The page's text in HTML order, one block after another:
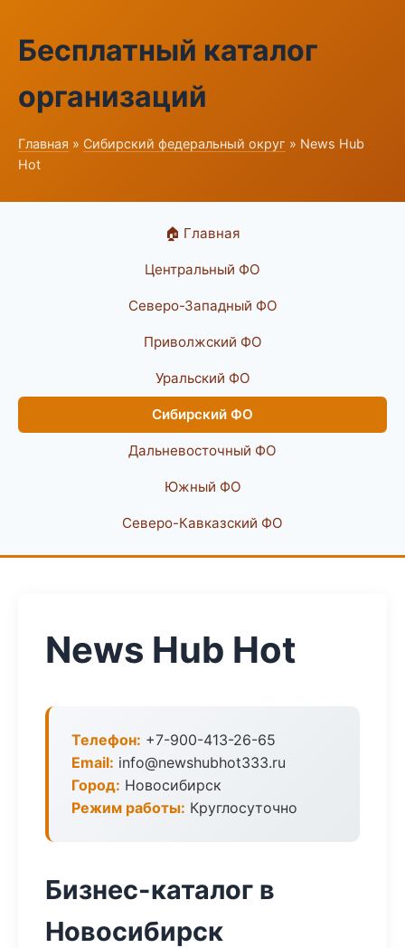
Бесплатный каталог
организаций
Главная » Сибирский федеральный округ » News Hub
Hot
🏠 Главная
Центральный ФО
Северо-Западный ФО
Приволжский ФО
Уральский ФО
Сибирский ФО
Дальневосточный ФО
Южный ФО
Северо-Кавказский ФО
News Hub Hot
Телефон: +7-900-413-26-65
Email: info@newshubhot333.ru
Город: Новосибирск
Режим работы: Круглосуточно
Бизнес-каталог в
Новосибирск